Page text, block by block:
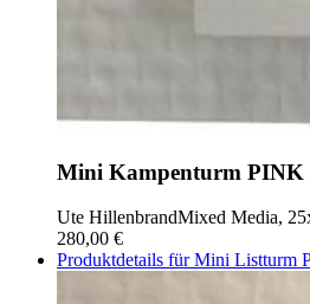
Mini Kampenturm PINK
Ute HillenbrandMixed Media,
280,00 €
Produktdetails für Mini Listturm